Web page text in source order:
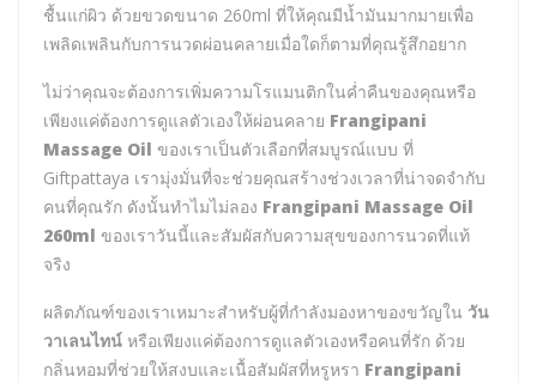
ชื้นแก่ผิว ด้วยขวดขนาด 260ml ที่ให้คุณมีน้ำมันมากมายเพื่อ
เพลิดเพลินกับการนวดผ่อนคลายเมื่อใดก็ตามที่คุณรู้สึกอยาก
ไม่ว่าคุณจะต้องการเพิ่มความโรแมนติกในค่ำคืนของคุณหรือ
เพียงแค่ต้องการดูแลตัวเองให้ผ่อนคลาย Frangipani
Massage Oil ของเราเป็นตัวเลือกที่สมบูรณ์แบบ ที่
Giftpattaya เรามุ่งมั่นที่จะช่วยคุณสร้างช่วงเวลาที่น่าจดจำกับ
คนที่คุณรัก ดังนั้นทำไมไม่ลอง Frangipani Massage Oil
260ml ของเราวันนี้และสัมผัสกับความสุขของการนวดที่แท้
จริง
ผลิตภัณฑ์ของเราเหมาะสำหรับผู้ที่กำลังมองหาของขวัญใน วัน
วาเลนไทน์ หรือเพียงแค่ต้องการดูแลตัวเองหรือคนที่รัก ด้วย
กลิ่นหอมที่ช่วยให้สงบและเนื้อสัมผัสที่หรูหรา Frangipani